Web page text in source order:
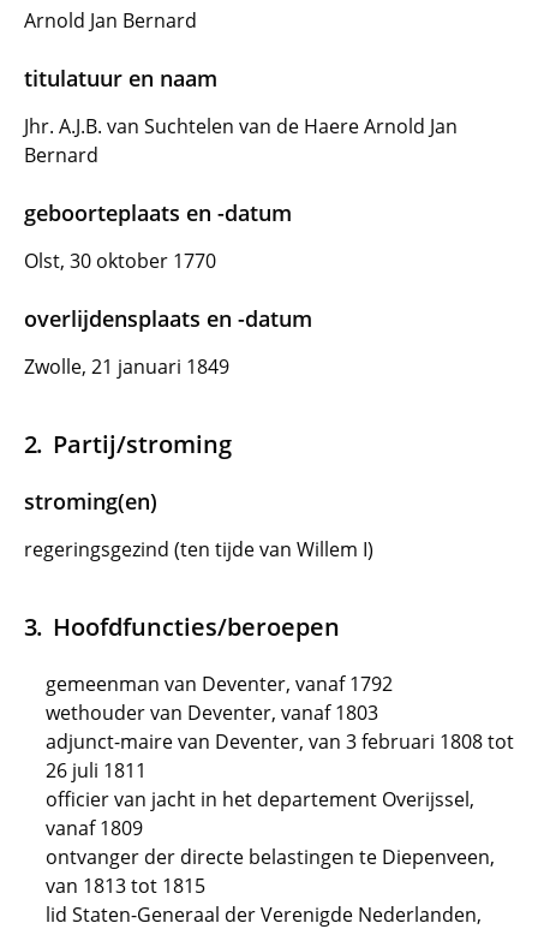
Arnold Jan Bernard
titulatuur en naam
Jhr. A.J.B. van Suchtelen van de Haere Arnold Jan
Bernard
geboorteplaats en -datum
Olst, 30 oktober 1770
overlijdensplaats en -datum
Zwolle, 21 januari 1849
Partij/stroming
stroming(en)
regeringsgezind (ten tijde van Willem I)
Hoofdfuncties/beroepen
gemeenman van Deventer, vanaf 1792
wethouder van Deventer, vanaf 1803
adjunct-maire van Deventer, van 3 februari 1808 tot
26 juli 1811
officier van jacht in het departement Overijssel,
vanaf 1809
ontvanger der directe belastingen te Diepenveen,
van 1813 tot 1815
lid Staten-Generaal der Verenigde Nederlanden,